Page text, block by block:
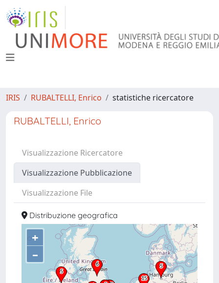
IRIS RUBALTELLI, Enrico statistiche ricercatore
RUBALTELLI, Enrico
Visualizzazione Ricercatore
Visualizzazione Pubblicazione
Visualizzazione File
Distribuzione geografica
+
–